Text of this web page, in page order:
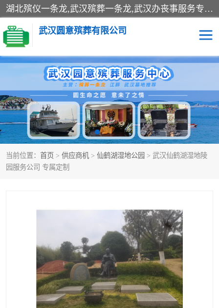
湖北殡仪一条龙,武汉殡葬一条龙,武汉办丧事服务专理红白佛事、病人临终关怀、医院或家中老人去世穿寿衣、灵车遗体接运、殡仪馆告别厅预约、办理火葬场手续、民俗丧事策划、遗体告别仪式、民俗礼仪服务、殡葬礼仪策划、陵园墓位导购、寺庙塔位择吉、往生功德策划、民俗功德策划、异地殡葬礼仪服务、异地骨灰接送返乡
武汉圆意殡葬有限公司
当前位置： 首页 > 供应商机 > 仙鹤湖湿地公园 > 武汉仙鹤湖湿地陵
园服务公司 专属定制
殡葬一条龙服务 江葬一条龙服务
武汉锦辉天堂文化园 仙鹤湖湿地公园
长乐园陵园 万福净土陵园
武汉市阳逻九龙宫陵园 石门峰人文纪念园